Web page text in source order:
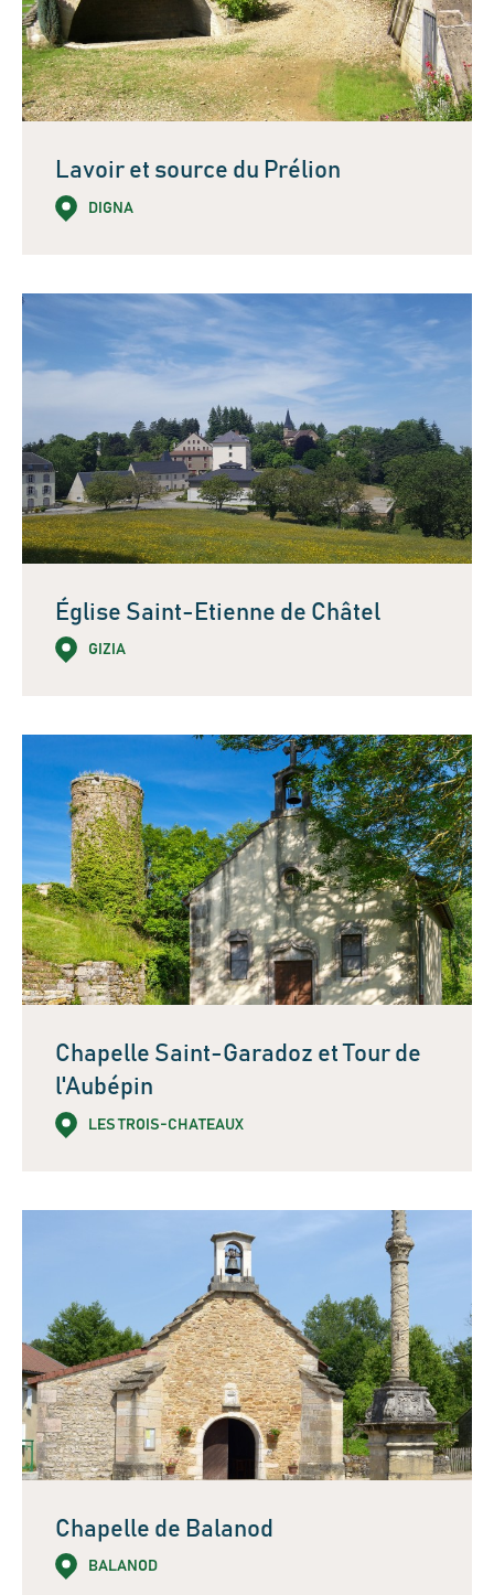
Lavoir et source du Prélion
DIGNA
Église Saint-Etienne de Châtel
GIZIA
Chapelle Saint-Garadoz et Tour de
l'Aubépin
LES TROIS-CHATEAUX
Chapelle de Balanod
BALANOD